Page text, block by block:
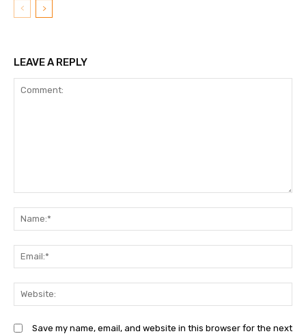
LEAVE A REPLY
Save my name, email, and website in this browser for the next